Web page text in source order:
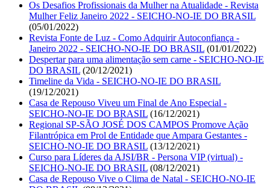
Os Desafios Profissionais da Mulher na Atualidade - Revista
Mulher Feliz Janeiro 2022 - SEICHO-NO-IE DO BRASIL
(05/01/2022)
Revista Fonte de Luz - Como Adquirir Autoconfiança -
Janeiro 2022 - SEICHO-NO-IE DO BRASIL (01/01/2022)
Despertar para uma alimentação sem carne - SEICHO-NO-IE
DO BRASIL (20/12/2021)
Timeline da Vida - SEICHO-NO-IE DO BRASIL
(19/12/2021)
Casa de Repouso Viveu um Final de Ano Especial -
SEICHO-NO-IE DO BRASIL (16/12/2021)
Regional SP-SÃO JOSÉ DOS CAMPOS Promove Ação
Filantrópica em Prol de Entidade que Ampara Gestantes -
SEICHO-NO-IE DO BRASIL (13/12/2021)
Curso para Líderes da AJSI/BR - Persona VIP (virtual) -
SEICHO-NO-IE DO BRASIL (08/12/2021)
Casa de Repouso Vive o Clima de Natal - SEICHO-NO-IE